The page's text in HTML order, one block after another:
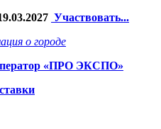
Участвовать...
о городе
«ПРО ЭКСПО»